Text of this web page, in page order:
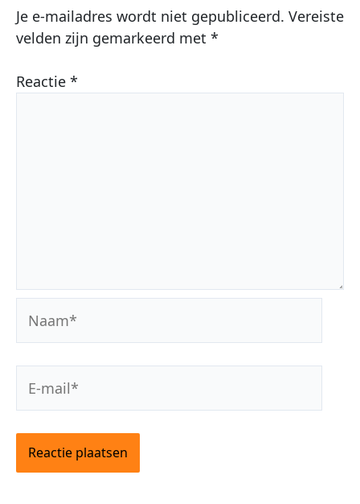
Je e-mailadres wordt niet gepubliceerd. Vereiste
velden zijn gemarkeerd met *
Reactie *
mail*